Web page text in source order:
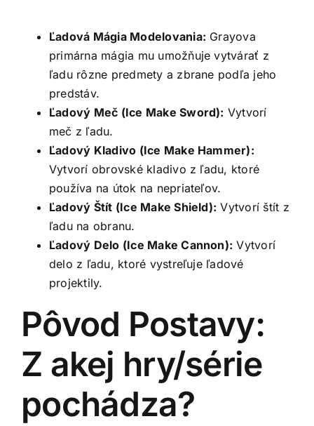
Ľadová Mágia Modelovania: Grayova
primárna mágia mu umožňuje vytvárať z
ľadu rôzne predmety a zbrane podľa jeho
predstáv.
Ľadový Meč (Ice Make Sword): Vytvorí
meč z ľadu.
Ľadový Kladivo (Ice Make Hammer):
Vytvorí obrovské kladivo z ľadu, ktoré
používa na útok na nepriateľov.
Ľadový Štít (Ice Make Shield): Vytvorí štít z
ľadu na obranu.
Ľadový Delo (Ice Make Cannon): Vytvorí
delo z ľadu, ktoré vystreľuje ľadové
projektily.
Pôvod Postavy:
Z akej hry/série
pochádza?